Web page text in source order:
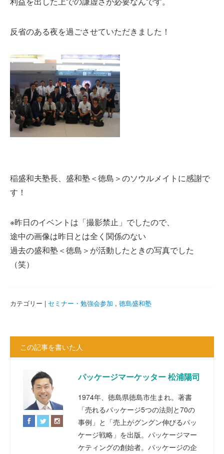
反省のある夜を過ごさせていただきました！
稲盛和夫塾長、盛和塾＜徳島＞のソウルメイトに感謝で
す！
※昨日のイベントは「撮影禁止」でしたので、
途中の画像は昨日とは全く関係のない
過去の盛和塾＜徳島＞が活動したときの写真でした
（笑）
カテゴリー | セミナー・勉強会参加 , 徳島盛和塾
この記事を書いた人
パッケージマーケッター 松浦陽司
1974年、徳島県徳島市生まれ。著書
「売れるパッケージ5つの法則と70の
事例」と「売上がグングン伸びるパッ
ケージ戦略」を出版。パッケージマー
ケティングの創始者。パッケージの企